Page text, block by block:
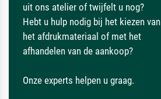
uit ons atelier of twijfelt u nog?
Hebt u hulp nodig bij het kiezen van
het afdrukmateriaal of met het
afhandelen van de aankoop?
Onze experts helpen u graag.